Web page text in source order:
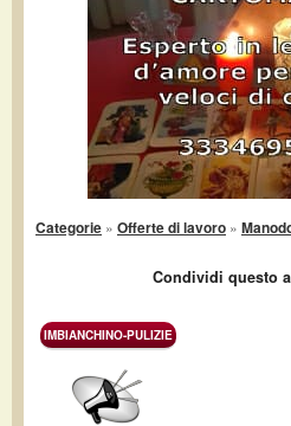
Categorie » Offerte di lavoro »
Condividi questo
IMBIANCHINO-PULIZIE